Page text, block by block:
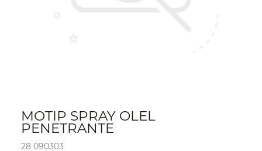
MOTIP SPRAY OLEL
PENETRANTE
28 090303